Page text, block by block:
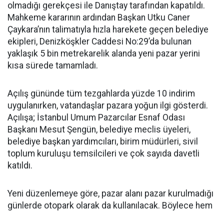
olmadığı gerekçesi ile Danıştay tarafından kapatıldı.
Mahkeme kararının ardından Başkan Utku Caner
Çaykara’nın talimatıyla hızla harekete geçen belediye
ekipleri, Denizköşkler Caddesi No:29’da bulunan
yaklaşık 5 bin metrekarelik alanda yeni pazar yerini
kısa sürede tamamladı.
Açılış gününde tüm tezgahlarda yüzde 10 indirim
uygulanırken, vatandaşlar pazara yoğun ilgi gösterdi.
Açılışa; İstanbul Umum Pazarcılar Esnaf Odası
Başkanı Mesut Şengün, belediye meclis üyeleri,
belediye başkan yardımcıları, birim müdürleri, sivil
toplum kuruluşu temsilcileri ve çok sayıda davetli
katıldı.
Yeni düzenlemeye göre, pazar alanı pazar kurulmadığı
günlerde otopark olarak da kullanılacak. Böylece hem